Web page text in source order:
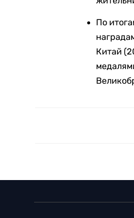
По
Китай